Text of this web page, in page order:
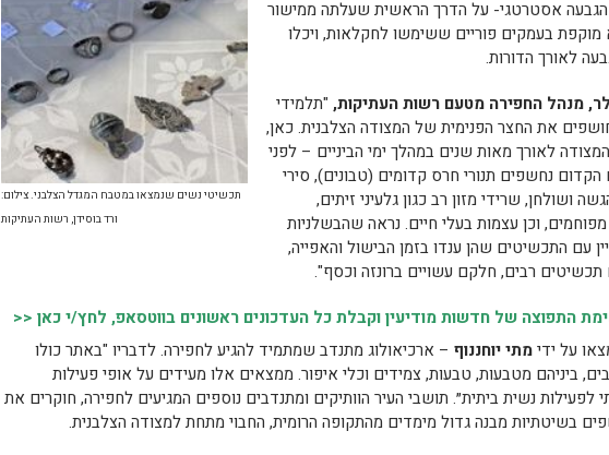
תכשיטי נשים שנמצאו במטבח המגדל הצלבני. צילום:
ורד בוסידן, רשות העתיקות
אסטרטגי- על הדרך הראשית שעלתה ממישור
מוקפת בעמקים פוריים ששימשו לחקלאות, ויכלו
לאורך הדורות.
מנהל החפירה מטעם רשות העתיקות, "תלמידי
את החצר הפנימית של המצודה הצלבנית. כאן,
לאורך מאות שנים במהלך ימי הביניים – לפני
הקדום נחשפים תנורי חרס קדומים (טבונים), סירי
ושולחן, שרידי מזון רב כגון גלעיני זיתים,
מפוחמים, וכן עצמות בעלי חיים. נראה שהבשלניות
עם התכשיטים שהן ענדו בזמן הבישול והאפייה,
רבים, חלקם עשויים ברונזה וכסף".
התפוצה של חדשות מודיעין וקבלת כל העדכונים ראשונים בווטסאפ, לחץ/י כאן <<
על ידימתי יוחננוף – ארכיאולוג מתנדב שמתמיד להגיע לחפירה. לדבריו "באתר כולו
ביניהם מטבעות, טבעות, צמידים וכלי איפור. ממצאים אלו מעידים על אופי פעילות
לפעילות נשית ביתית״. תושבי העיר הוותיקים ומתנדבים נוספים המגיעים לחפירה, חוקרים את
בשיטתיות מבנה גדול מימדים מהתקופה הרומית, החבוי מתחת למצודה הצלבנית.